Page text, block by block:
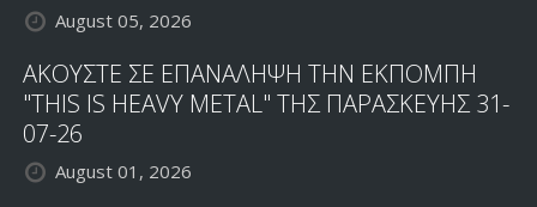
August 05, 2026
ΑΚΟΥΣΤΕ ΣΕ ΕΠΑΝΑΛΗΨΗ ΤΗΝ ΕΚΠΟΜΠΗ
"THIS IS HEAVY METAL" ΤΗΣ ΠΑΡΑΣΚΕΥΗΣ 31-
07-26
August 01, 2026